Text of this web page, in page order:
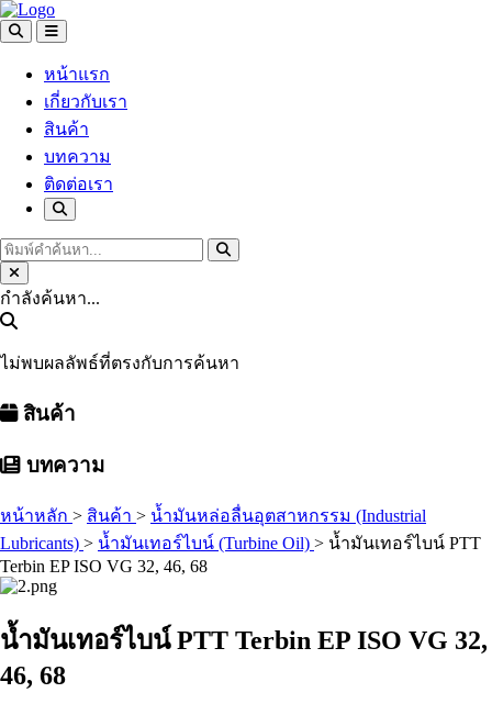
หน้าแรก
เกี่ยวกับเรา
สินค้า
บทความ
ติดต่อเรา
กำลังค้นหา...
ไม่พบผลลัพธ์ที่ตรงกับการค้นหา
สินค้า
บทความ
หน้าหลัก > สินค้า > น้ำมันหล่อลื่นอุตสาหกรรม (Industrial
Lubricants) > น้ำมันเทอร์ไบน์ (Turbine Oil) > น้ำมันเทอร์ไบน์ PTT
Terbin EP ISO VG 32, 46, 68
น้ำมันเทอร์ไบน์ PTT Terbin EP ISO VG 32,
46, 68